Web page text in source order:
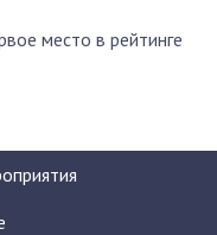
место в рейтинге